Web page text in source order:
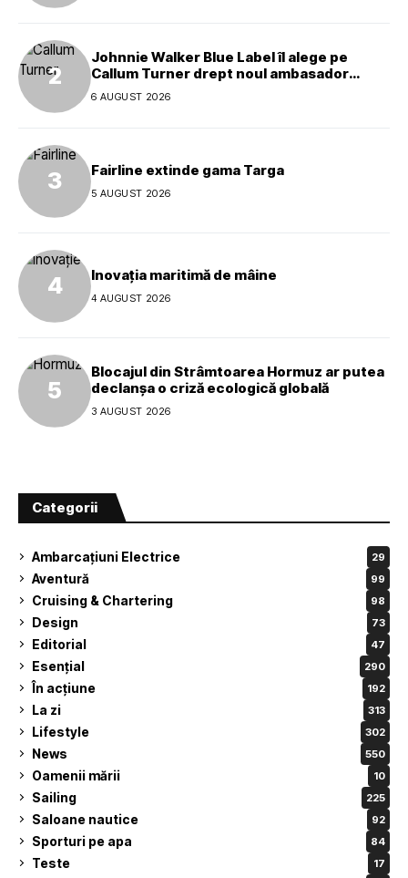
Johnnie Walker Blue Label îl alege pe
Callum Turner drept noul ambasador
global al mărcii
6 AUGUST 2026
Fairline extinde gama Targa
5 AUGUST 2026
Inovația maritimă de mâine
4 AUGUST 2026
Blocajul din Strâmtoarea Hormuz ar putea
declanșa o criză ecologică globală
3 AUGUST 2026
Categorii
Ambarcațiuni Electrice 29
Aventură 99
Cruising & Chartering 98
Design 73
Editorial 47
Esențial 290
În acțiune 192
La zi 313
Lifestyle 302
News 550
Oamenii mării 10
Sailing 225
Saloane nautice 92
Sporturi pe apa 84
Teste 17